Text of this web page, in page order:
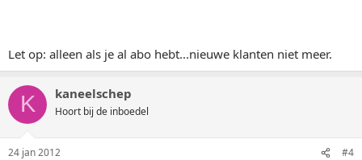
Let op: alleen als je al abo hebt...nieuwe klanten niet meer.
K kaneelschep
Hoort bij de inboedel
24 jan 2012 #4